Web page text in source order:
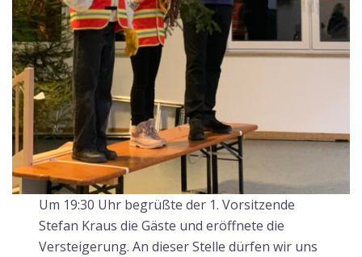
Um 19:30 Uhr begrüßte der 1. Vorsitzende
Stefan Kraus die Gäste und eröffnete die
Versteigerung. An dieser Stelle dürfen wir uns